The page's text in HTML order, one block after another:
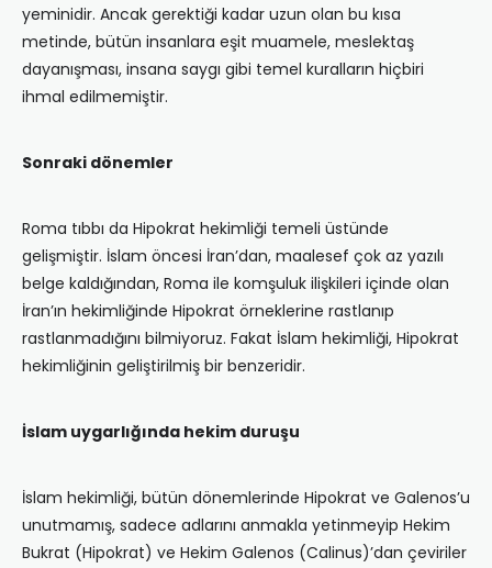
yeminidir. Ancak gerektiği kadar uzun olan bu kısa
metinde, bütün insanlara eşit muamele, meslektaş
dayanışması, insana saygı gibi temel kuralların hiçbiri
ihmal edilmemiştir.
Sonraki dönemler
Roma tıbbı da Hipokrat hekimliği temeli üstünde
gelişmiştir. İslam öncesi İran’dan, maalesef çok az yazılı
belge kaldığından, Roma ile komşuluk ilişkileri içinde olan
İran’ın hekimliğinde Hipokrat örneklerine rastlanıp
rastlanmadığını bilmiyoruz. Fakat İslam hekimliği, Hipokrat
hekimliğinin geliştirilmiş bir benzeridir.
İslam uygarlığında hekim duruşu
İslam hekimliği, bütün dönemlerinde Hipokrat ve Galenos’u
unutmamış, sadece adlarını anmakla yetinmeyip Hekim
Bukrat (Hipokrat) ve Hekim Galenos (Calinus)’dan çeviriler